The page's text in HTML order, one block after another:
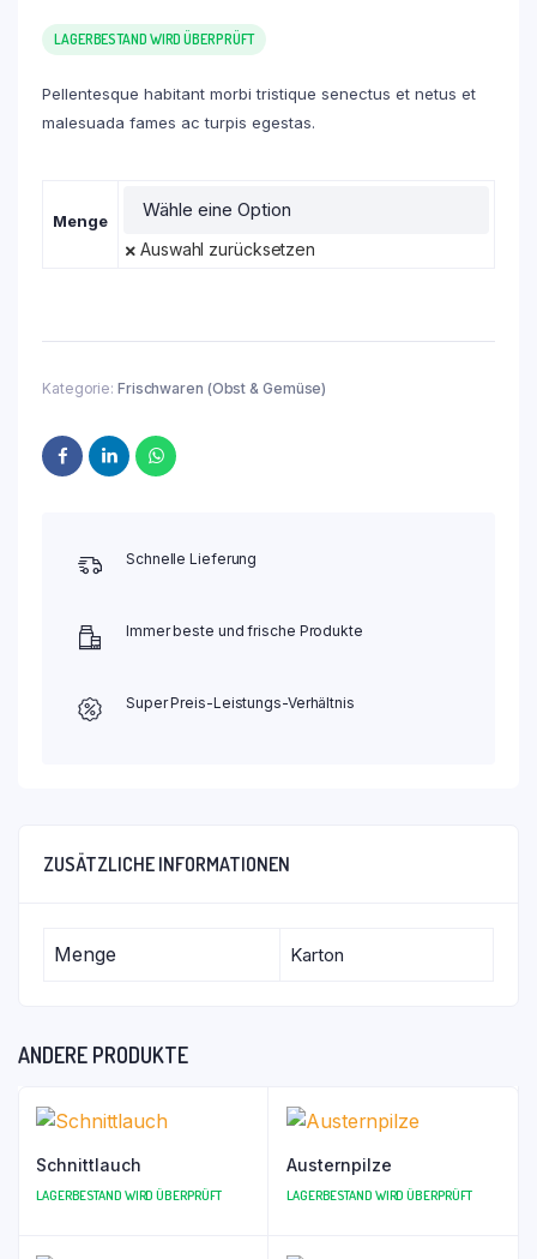
LAGERBESTAND WIRD ÜBERPRÜFT
Pellentesque habitant morbi tristique senectus et netus et
malesuada fames ac turpis egestas.
Menge
Auswahl zurücksetzen
Kategorie: Frischwaren (Obst & Gemüse)
Schnelle Lieferung
Immer beste und frische Produkte
Super Preis-Leistungs-Verhältnis
ZUSÄTZLICHE INFORMATIONEN
Menge Karton
ANDERE PRODUKTE
Schnittlauch
LAGERBESTAND WIRD ÜBERPRÜFT
Austernpilze
LAGERBESTAND WIRD ÜBERPRÜFT